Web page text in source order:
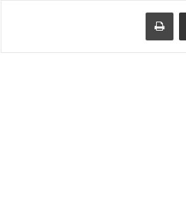
مشاركة عبر البريد طباعة